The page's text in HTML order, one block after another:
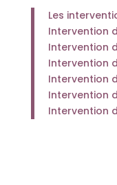
Les
Intervention
Intervention
Intervention
Intervention
Intervention
Intervention